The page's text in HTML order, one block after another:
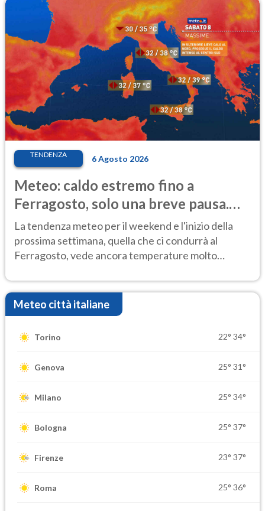
TENDENZA 6 Agosto 2026
Meteo: caldo estremo fino a
Ferragosto, solo una breve pausa.
Ecco dove
La tendenza meteo per il weekend e l'inizio della
prossima settimana, quella che ci condurrà al
Ferragosto, vede ancora temperature molto
Meteo città italiane
Torino 22° 34°
Genova 25° 31°
Milano 25° 34°
Bologna 25° 37°
Firenze 23° 37°
Roma 25° 36°